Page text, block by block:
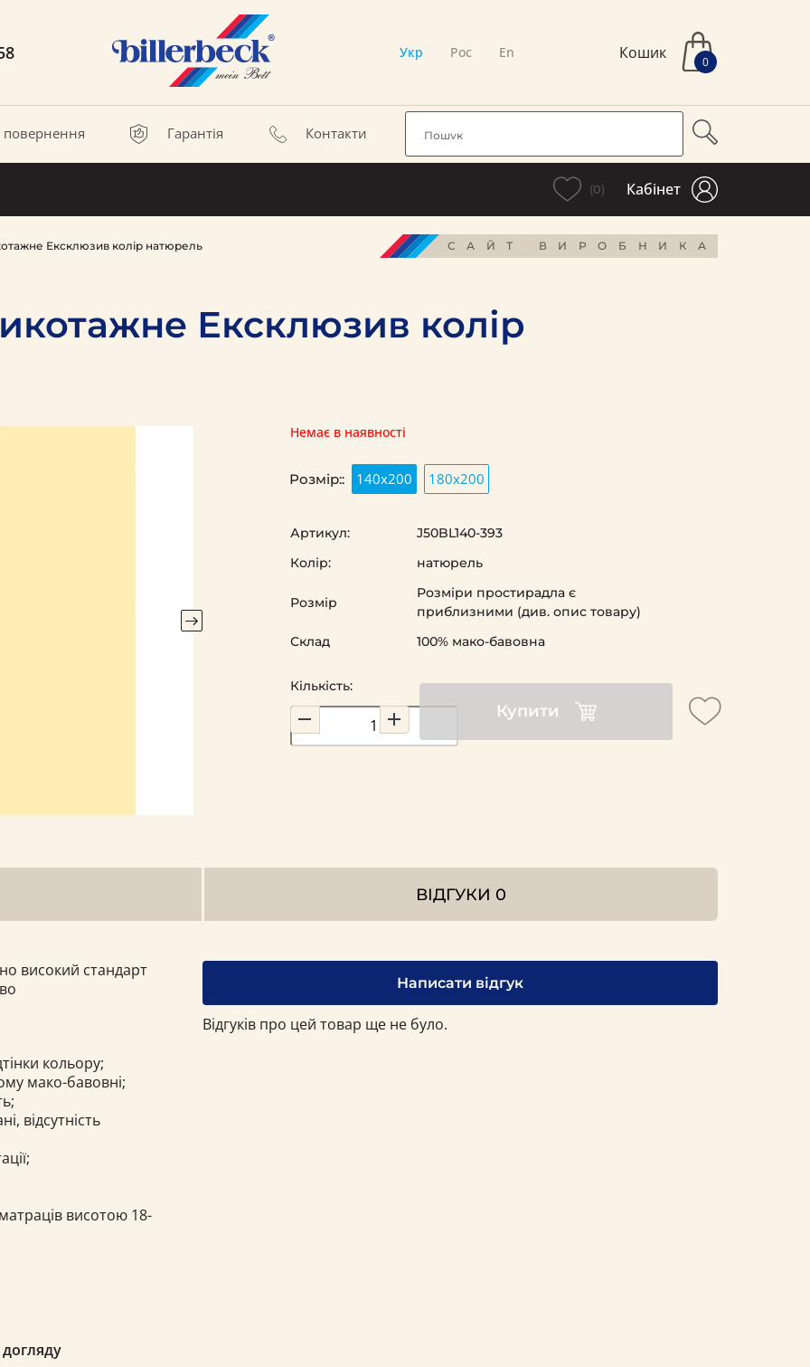
Укр Рос En Кошик 0
повернення Гарантія Контакти
(0) Кабінет
Ексклюзив колір натюрель САЙТ ВИРОБНИКА
Ексклюзив колір
Немає в наявності
Розмір:: 140х200 180х200
Кількість:
Купити
Артикул:
J50BL140-393
Колір:
натюрель
Розмір
Розміри простирадла є
приблизними (див. опис товару)
Склад
100% мако-бавовна
ВІДГУКИ 0
високий стандарт
кольору;
мако-бавовні;
відсутність
висотою 18-
Написати відгук
Відгуків про цей товар ще не було.